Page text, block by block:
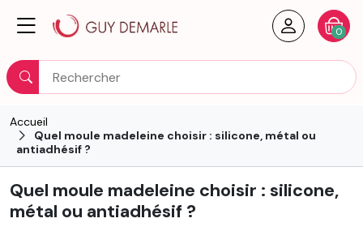
Rechercher
Créer
0
Accueil
Quel moule madeleine choisir : silicone, métal ou
antiadhésif ?
Quel moule madeleine choisir : silicone,
métal ou antiadhésif ?